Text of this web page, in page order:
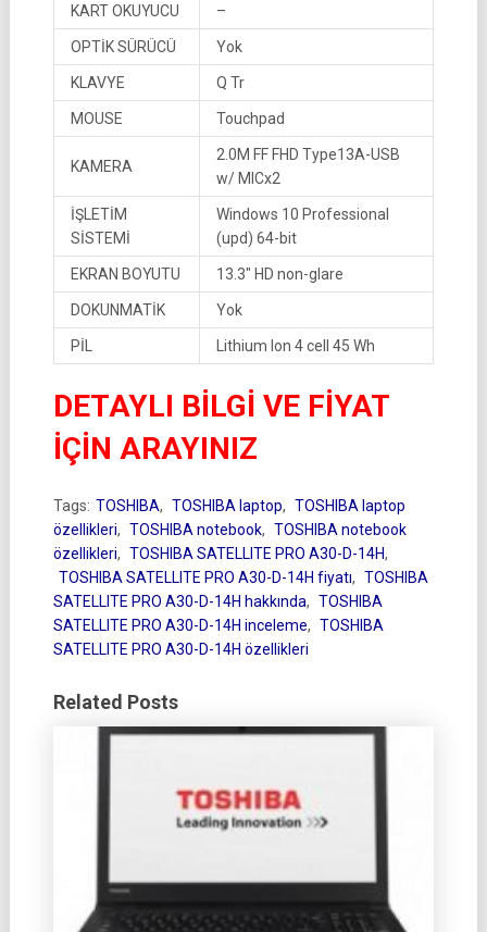
KART OKUYUCU –
OPTİK SÜRÜCÜ Yok
KLAVYE Q Tr
MOUSE Touchpad
KAMERA
2.0M FF FHD Type13A-USB
w/ MICx2
İŞLETİM
SİSTEMİ
Windows 10 Professional
(upd) 64-bit
EKRAN BOYUTU 13.3″ HD non-glare
DOKUNMATİK Yok
PİL Lithium Ion 4 cell 45 Wh
DETAYLI BİLGİ VE FİYAT
İÇİN ARAYINIZ
Tags: TOSHIBA, TOSHIBA laptop, TOSHIBA laptop
özellikleri, TOSHIBA notebook, TOSHIBA notebook
özellikleri, TOSHIBA SATELLITE PRO A30-D-14H,
TOSHIBA SATELLITE PRO A30-D-14H fiyatı, TOSHIBA
SATELLITE PRO A30-D-14H hakkında, TOSHIBA
SATELLITE PRO A30-D-14H inceleme, TOSHIBA
SATELLITE PRO A30-D-14H özellikleri
Related Posts